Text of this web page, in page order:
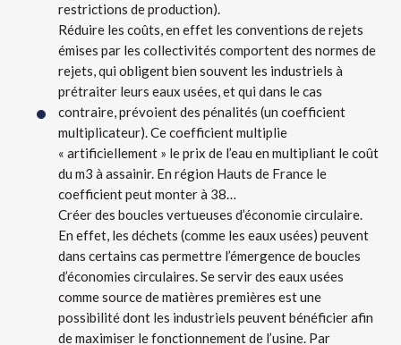
restrictions de production).
Réduire les coûts, en effet les conventions de rejets
émises par les collectivités comportent des normes de
rejets, qui obligent bien souvent les industriels à
prétraiter leurs eaux usées, et qui dans le cas
contraire, prévoient des pénalités (un coefficient
multiplicateur). Ce coefficient multiplie
« artificiellement » le prix de l’eau en multipliant le coût
du m3 à assainir. En région Hauts de France le
coefficient peut monter à 38…
Créer des boucles vertueuses d’économie circulaire.
En effet, les déchets (comme les eaux usées) peuvent
dans certains cas permettre l’émergence de boucles
d’économies circulaires. Se servir des eaux usées
comme source de matières premières est une
possibilité dont les industriels peuvent bénéficier afin
de maximiser le fonctionnement de l’usine. Par